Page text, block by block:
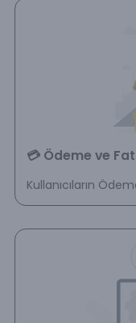
💳 Ödeme ve
Kullanıcıların